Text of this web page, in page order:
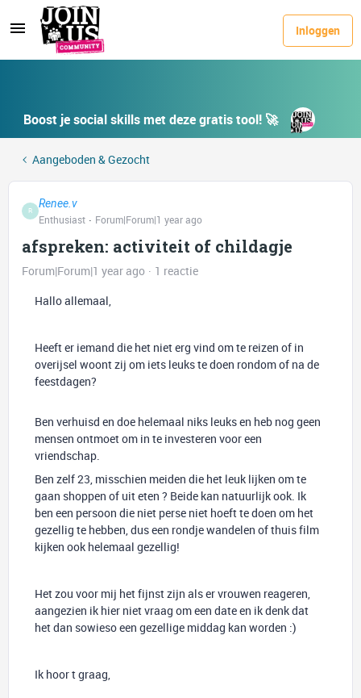
Inloggen
Boost je social skills met deze gratis tool! 🚀
Aangeboden & Gezocht
R
Renee.v
Enthusiast
Forum|Forum|1 year ago
afspreken: activiteit of childagje
Forum|Forum|1 year ago
1 reactie
Hallo allemaal,
Heeft er iemand die het niet erg vind om te reizen of in
overijsel woont zij om iets leuks te doen rondom of na de
feestdagen?
Ben verhuisd en doe helemaal niks leuks en heb nog geen
mensen ontmoet om in te investeren voor een
vriendschap.
Ben zelf 23, misschien meiden die het leuk lijken om te
gaan shoppen of uit eten ? Beide kan natuurlijk ook. Ik
ben een persoon die niet perse niet hoeft te doen om het
gezellig te hebben, dus een rondje wandelen of thuis film
kijken ook helemaal gezellig!
Het zou voor mij het fijnst zijn als er vrouwen reageren,
aangezien ik hier niet vraag om een date en ik denk dat
het dan sowieso een gezellige middag kan worden :)
Ik hoor t graag,